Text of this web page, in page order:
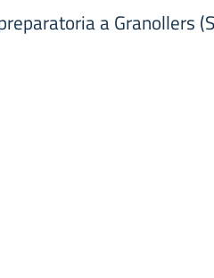
a Granollers